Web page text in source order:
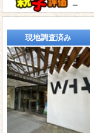
－
現地調査済み